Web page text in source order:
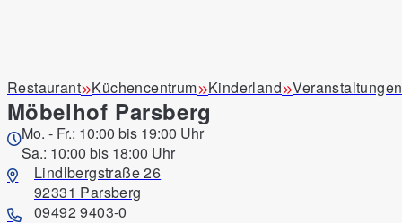
Restaurant Küchencentrum Kinderland Veranstaltungen
Möbelhof Parsberg
Mo. - Fr.: 10:00 bis 19:00 Uhr
Sa.: 10:00 bis 18:00 Uhr
Lindlbergstraße 26
92331 Parsberg
09492 9403-0
Unsere Produkte
Produkttyp Raum